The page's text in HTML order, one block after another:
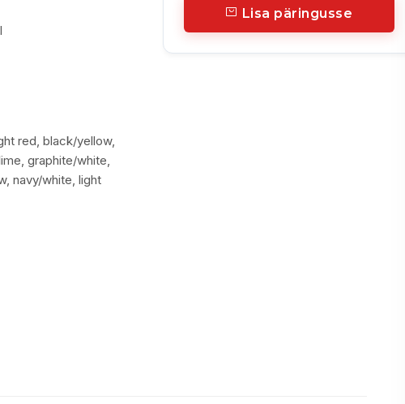
red, black/yellow,
graphite/white,
navy/white, light
Lisa päringusse